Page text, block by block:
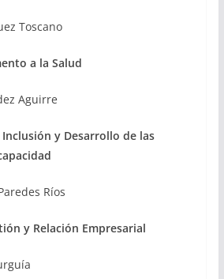
Toscano
a la Salud
Aguirre
y Desarrollo de las
Ríos
y Relación Empresarial